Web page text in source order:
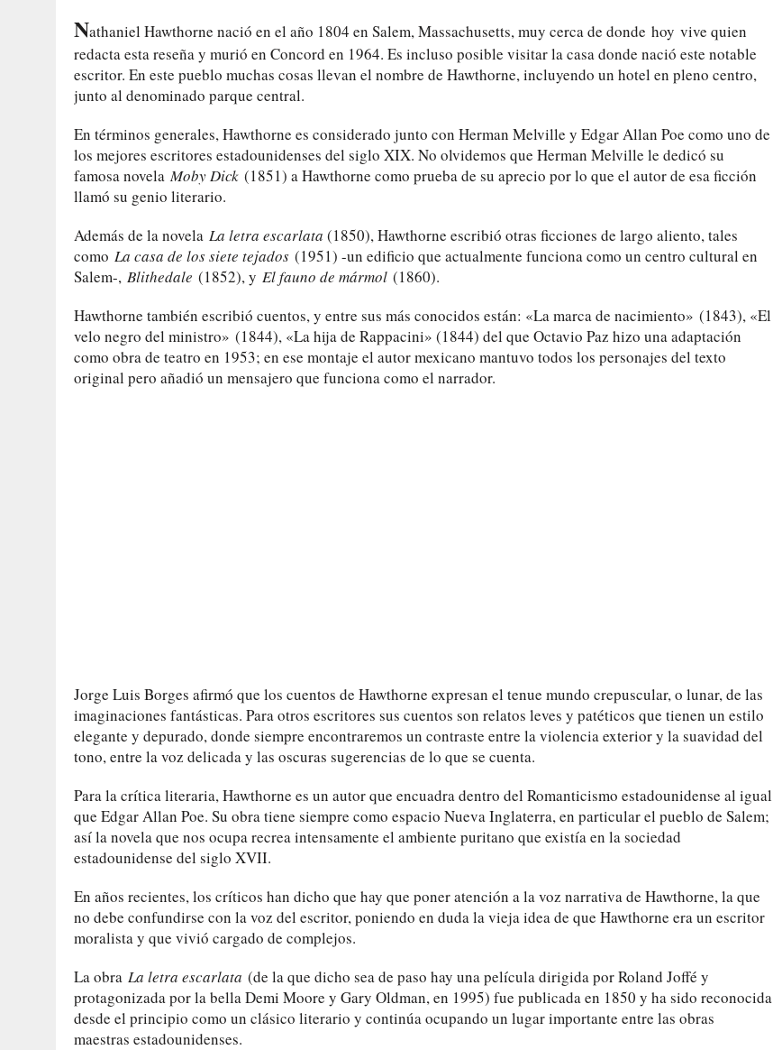
Nathaniel Hawthorne nació en el año 1804 en Salem, Massachusetts, muy cerca de donde hoy vive quien
redacta esta reseña y murió en Concord en 1964. Es incluso posible visitar la casa donde nació este notable
escritor. En este pueblo muchas cosas llevan el nombre de Hawthorne, incluyendo un hotel en pleno centro,
junto al denominado parque central.
En términos generales, Hawthorne es considerado junto con Herman Melville y Edgar Allan Poe como uno de
los mejores escritores estadounidenses del siglo XIX. No olvidemos que Herman Melville le dedicó su
famosa novelaMoby Dick (1851) a Hawthorne como prueba de su aprecio por lo que el autor de esa ficción
llamó su genio literario.
Además de la novela La letra escarlata (1850), Hawthorne escribió otras ficciones de largo aliento, tales
como La casa de los siete tejados (1951) -un edificio que actualmente funciona como un centro cultural en
Salem-, Blithedale (1852), y El fauno de mármol (1860).
Hawthorne también escribió cuentos, y entre sus más conocidos están: «La marca de nacimiento» (1843), «El
velo negro del ministro» (1844), «La hija de Rappacini» (1844) del que Octavio Paz hizo una adaptación
como obra de teatro en 1953; en ese montaje el autor mexicano mantuvo todos los personajes del texto
original pero añadió un mensajero que funciona como el narrador.
Jorge Luis Borges afirmó que los cuentos de Hawthorne expresan el tenue mundo crepuscular, o lunar, de las
imaginaciones fantásticas. Para otros escritores sus cuentos son relatos leves y patéticos que tienen un estilo
elegante y depurado, donde siempre encontraremos un contraste entre la violencia exterior y la suavidad del
tono, entre la voz delicada y las oscuras sugerencias de lo que se cuenta.
Para la crítica literaria, Hawthorne es un autor que encuadra dentro del Romanticismo estadounidense al igual
que Edgar Allan Poe. Su obra tiene siempre como espacio Nueva Inglaterra, en particular el pueblo de Salem;
así la novela que nos ocupa recrea intensamente el ambiente puritano que existía en la sociedad
estadounidense del siglo XVII.
En años recientes, los críticos han dicho que hay que poner atención a la voz narrativa de Hawthorne, la que
no debe confundirse con la voz del escritor, poniendo en duda la vieja idea de que Hawthorne era un escritor
moralista y que vivió cargado de complejos.
La obra La letra escarlata (de la que dicho sea de paso hay una película dirigida por Roland Joffé y
protagonizada por la bella Demi Moore y Gary Oldman, en 1995) fue publicada en 1850 y ha sido reconocida
desde el principio como un clásico literario y continúa ocupando un lugar importante entre las obras
maestras estadounidenses.